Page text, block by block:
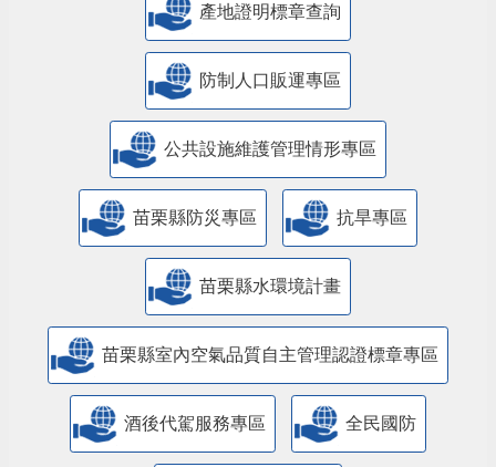
產地證明標章查詢
防制人口販運專區
​公共設施維護管理情形專區
苗栗縣防災專區 抗旱專區
苗栗縣水環境計畫
苗栗縣室內空氣品質自主管理認證標章專區
酒後代駕服務專區 全民國防